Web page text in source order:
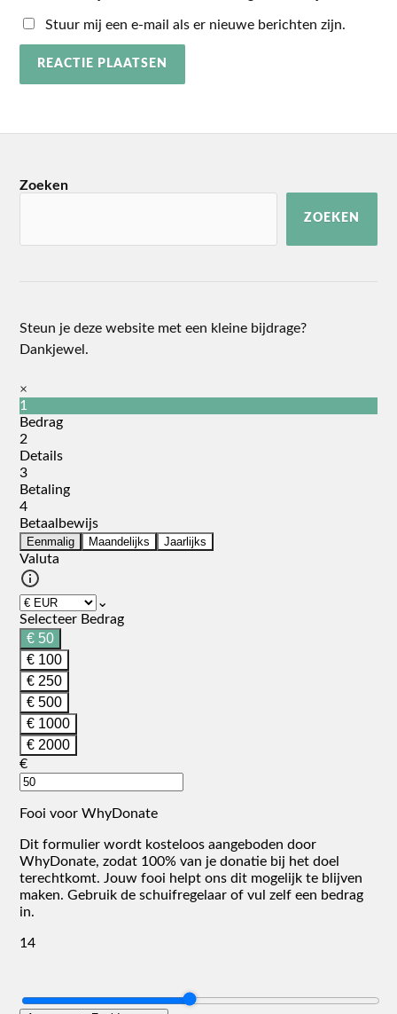
Stuur mij een e-mail als er nieuwe berichten zijn.
Zoeken
ZOEKEN
Steun je deze website met een kleine bijdrage?
Dankjewel.